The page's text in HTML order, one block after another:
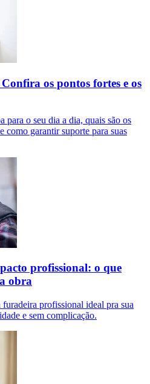
os pontos fortes e os
para o seu dia a dia, quais são os
como garantir suporte para suas
profissional: o que
obra
profissional ideal pra sua
e sem complicação.